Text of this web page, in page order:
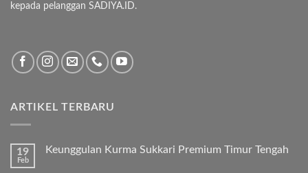
kepada pelanggan SADIYA.ID.
ARTIKEL TERBARU
19
Feb
Keunggulan Kurma Sukkari Premium Timur Tengah